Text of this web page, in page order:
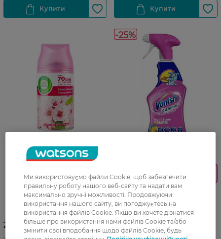
Аерозольний змінний
балон Air Wick Freshmatic
Pure Вишневий Цвіт 250 мл
208,99 ГРН
-25%
0_Спец.ціна
Засіб для видалення плям
Vanish Oxi Action Активний
спрей 500 мл
324,99 ГРН
243,49 ГРН
Ми використовуємо файли Cookie, щоб забезпечити
правильну роботу нашого веб-сайту та надати вам
максимально зручні можливості. Продовжуючи
використання нашого сайту, ви погоджуєтесь на
використання файлів Cookie. Якщо ви хочете дізнатися
більше про використання нами файлів Cookie та/або
змінити свої вподобання щодо файлів Cookie, будь